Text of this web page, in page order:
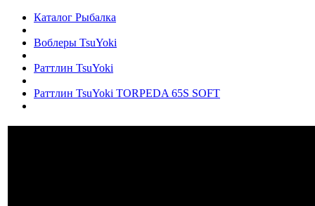
Каталог Рыбалка
Воблеры TsuYoki
Раттлин TsuYoki
Раттлин TsuYoki TORPEDA 65S SOFT